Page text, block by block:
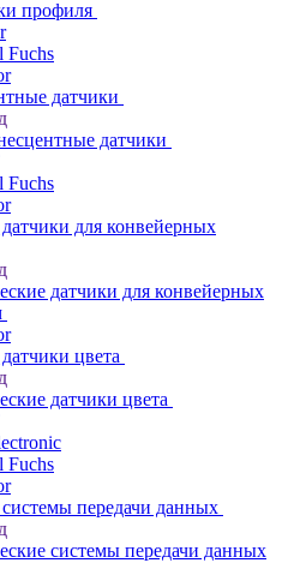
профиля
Fuchs
датчики
датчики
Fuchs
для конвейерных
датчики для конвейерных
цвета
датчики цвета
Fuchs
передачи данных
системы передачи данных